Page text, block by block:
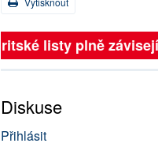
Britské listy plně
Diskuse
Přihlásit